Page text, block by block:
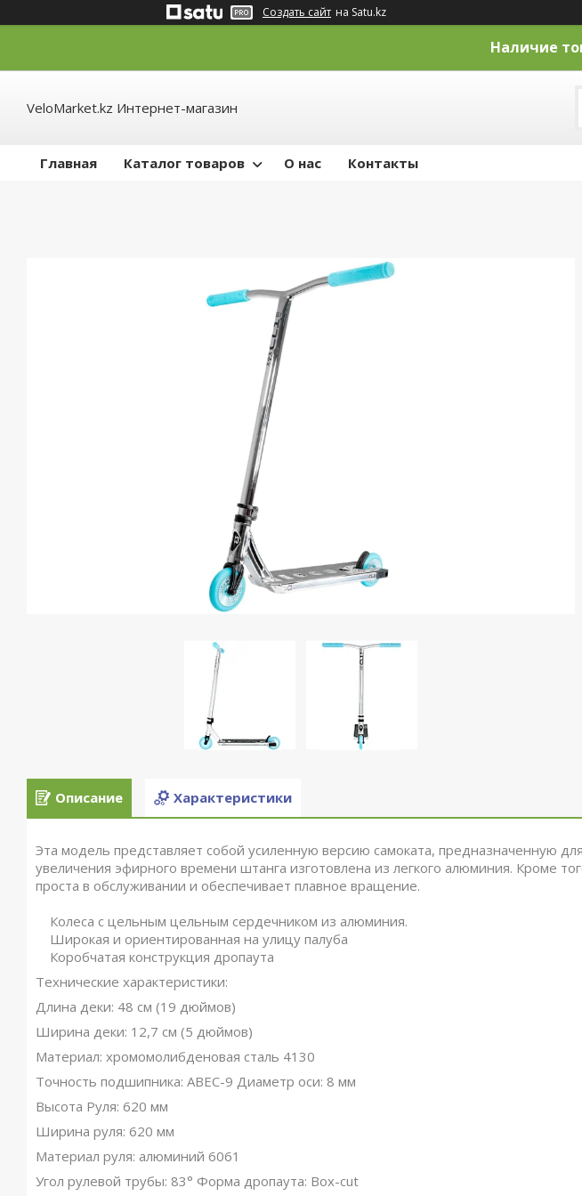
Создать сайт на Satu.kz
Наличие
VeloMarket.kz Интернет-магазин
Главная Каталог товаров О нас Контакты
Описание Характеристики
Эта модель представляет собой усиленную версию самоката, предназначенную
увеличения эфирного времени штанга изготовлена ​​из легкого алюминия. Кроме
проста в обслуживании и обеспечивает плавное вращение.
Колеса с цельным цельным сердечником из алюминия.
Широкая и ориентированная на улицу палуба
Коробчатая конструкция дропаута
Технические характеристики:
Длина деки: 48 см (19 дюймов)
Ширина деки: 12,7 см (5 дюймов)
Материал: хромомолибденовая сталь 4130
Точность подшипника: ABEC-9 Диаметр оси: 8 мм
Высота Руля: 620 мм
Ширина руля: 620 мм
Материал руля: алюминий 6061
Угол рулевой трубы: 83° Форма дропаута: Box-cut